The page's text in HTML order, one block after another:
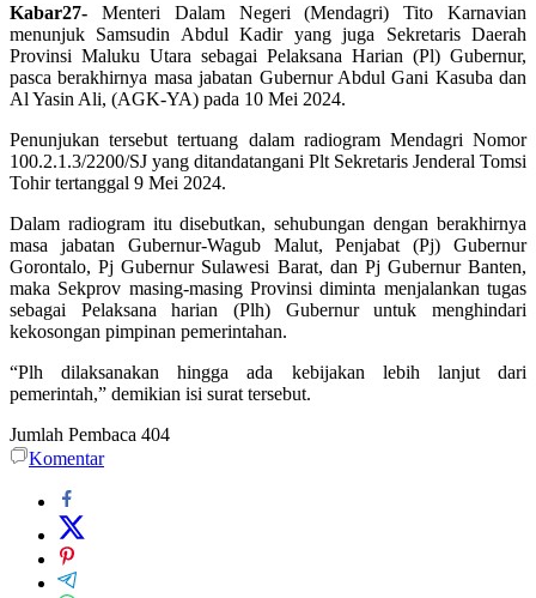
Kabar27- Menteri Dalam Negeri (Mendagri) Tito Karnavian
menunjuk Samsudin Abdul Kadir yang juga Sekretaris Daerah
Provinsi Maluku Utara sebagai Pelaksana Harian (Pl) Gubernur,
pasca berakhirnya masa jabatan Gubernur Abdul Gani Kasuba dan
Al Yasin Ali, (AGK-YA) pada 10 Mei 2024.
Penunjukan tersebut tertuang dalam radiogram Mendagri Nomor
100.2.1.3/2200/SJ yang ditandatangani Plt Sekretaris Jenderal Tomsi
Tohir tertanggal 9 Mei 2024.
Dalam radiogram itu disebutkan, sehubungan dengan berakhirnya
masa jabatan Gubernur-Wagub Malut, Penjabat (Pj) Gubernur
Gorontalo, Pj Gubernur Sulawesi Barat, dan Pj Gubernur Banten,
maka Sekprov masing-masing Provinsi diminta menjalankan tugas
sebagai Pelaksana harian (Plh) Gubernur untuk menghindari
kekosongan pimpinan pemerintahan.
“Plh dilaksanakan hingga ada kebijakan lebih lanjut dari
pemerintah,” demikian isi surat tersebut.
Jumlah Pembaca 404
Komentar